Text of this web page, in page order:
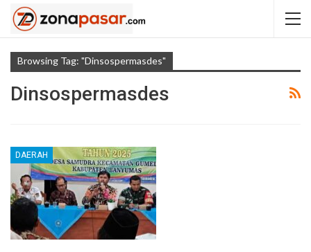
Browsing Tag: "Dinsospermasdes"
Dinsospermasdes
DAERAH